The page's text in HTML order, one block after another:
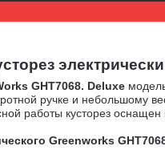
GHT7068. Deluxe
ручке и небольшому
работы кусторез
Greenworks